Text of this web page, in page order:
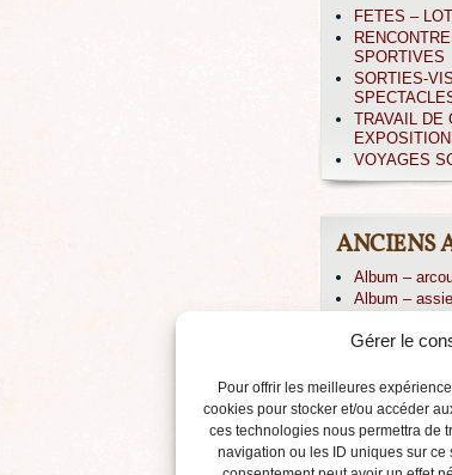
Gérer le
Pour offrir les meilleures
cookies pour stocker et/ou accéder
ces technologies nous permettra de
navigation ou les ID uniques sur ce
FETES –
SPORTIVES
SORTIES-
TRAVAIL DE
VOYAGES
ANCIENS
Album –
Album –
Album – CP
Album – Icare
Album –
Album –
Album –
Album –